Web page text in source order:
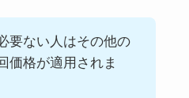
要ない人はその他の
価格が適用されま